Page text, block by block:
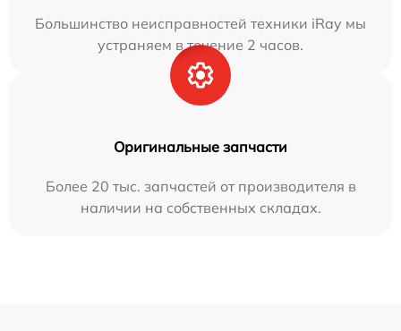
Большинство неисправностей техники iRay мы
устраняем в течение 2 часов.
Оригинальные запчасти
Более 20 тыс. запчастей от производителя в
наличии на собственных складах.